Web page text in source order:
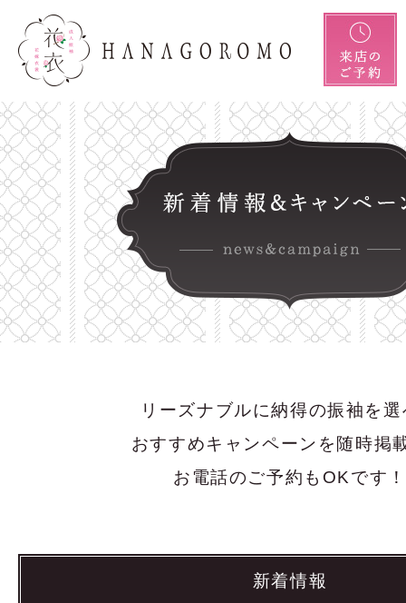
リーズナブルに納得の振袖を
おすすめキャンペーンを随時掲
お電話のご予約もOKです！
新着情報